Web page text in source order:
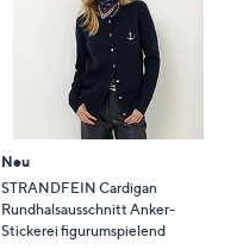
Neu
STRANDFEIN Cardigan
Rundhalsausschnitt Anker-
Stickerei figurumspielend